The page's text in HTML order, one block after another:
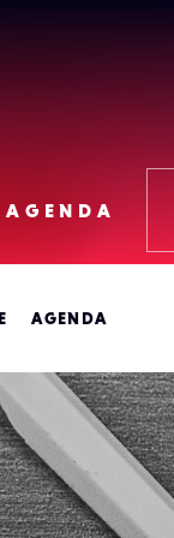
AGENDA
AGENDA